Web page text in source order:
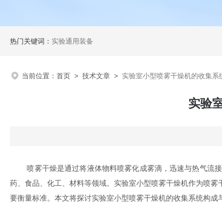
热门关键词： 实验通用装备
当前位置： 首页 > 技术文章 > 实验室小型喷雾干燥机的收集系
实验
喷雾干燥是通过将液体物料喷雾化成雾滴，迅速与热气流接
药、食品、化工、材料等领域。实验室小型喷雾干燥机作为喷
要衡量标准。本文将探讨实验室小型喷雾干燥机的收集系统构成